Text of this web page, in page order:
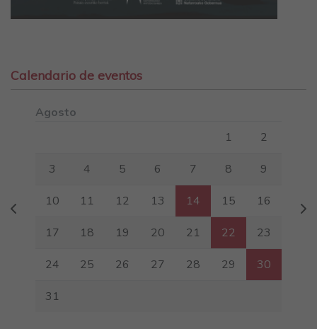
Calendario de eventos
Agosto
Viernes Sábado
1 2
3 4 5 6 7 8 9
10 11 12 13 14 15 16
17 18 19 20 21 22 23
24 25 26 27 28 29 30
31